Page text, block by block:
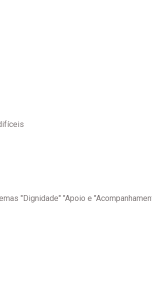
"Dignidade" "Apoio e